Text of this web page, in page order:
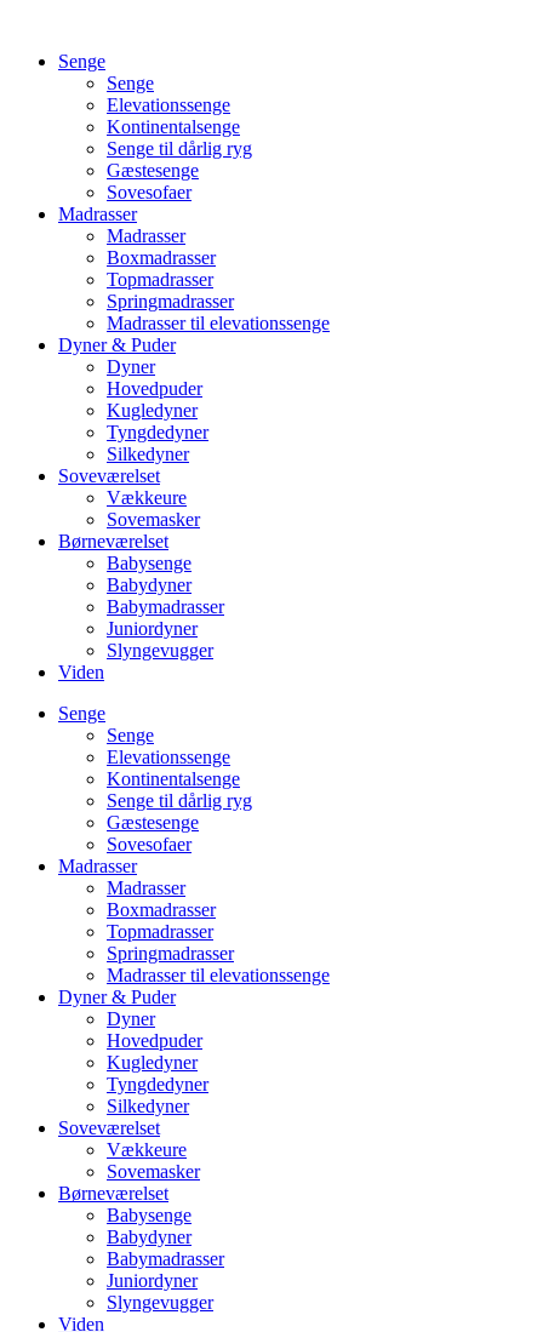
indholdSenge
Senge
Elevationssenge
Kontinentalsenge
Senge til dårlig ryg
Gæstesenge
Sovesofaer
Madrasser
Madrasser
Boxmadrasser
Topmadrasser
Springmadrasser
Madrasser til elevationssenge
Dyner & Puder
Dyner
Hovedpuder
Kugledyner
Tyngdedyner
Silkedyner
Soveværelset
Vækkeure
Sovemasker
Børneværelset
Babysenge
Babydyner
Babymadrasser
Juniordyner
Slyngevugger
Viden
Senge
Senge
Elevationssenge
Kontinentalsenge
Senge til dårlig ryg
Gæstesenge
Sovesofaer
Madrasser
Madrasser
Boxmadrasser
Topmadrasser
Springmadrasser
Madrasser til elevationssenge
Dyner & Puder
Dyner
Hovedpuder
Kugledyner
Tyngdedyner
Silkedyner
Soveværelset
Vækkeure
Sovemasker
Børneværelset
Babysenge
Babydyner
Babymadrasser
Juniordyner
Slyngevugger
Viden